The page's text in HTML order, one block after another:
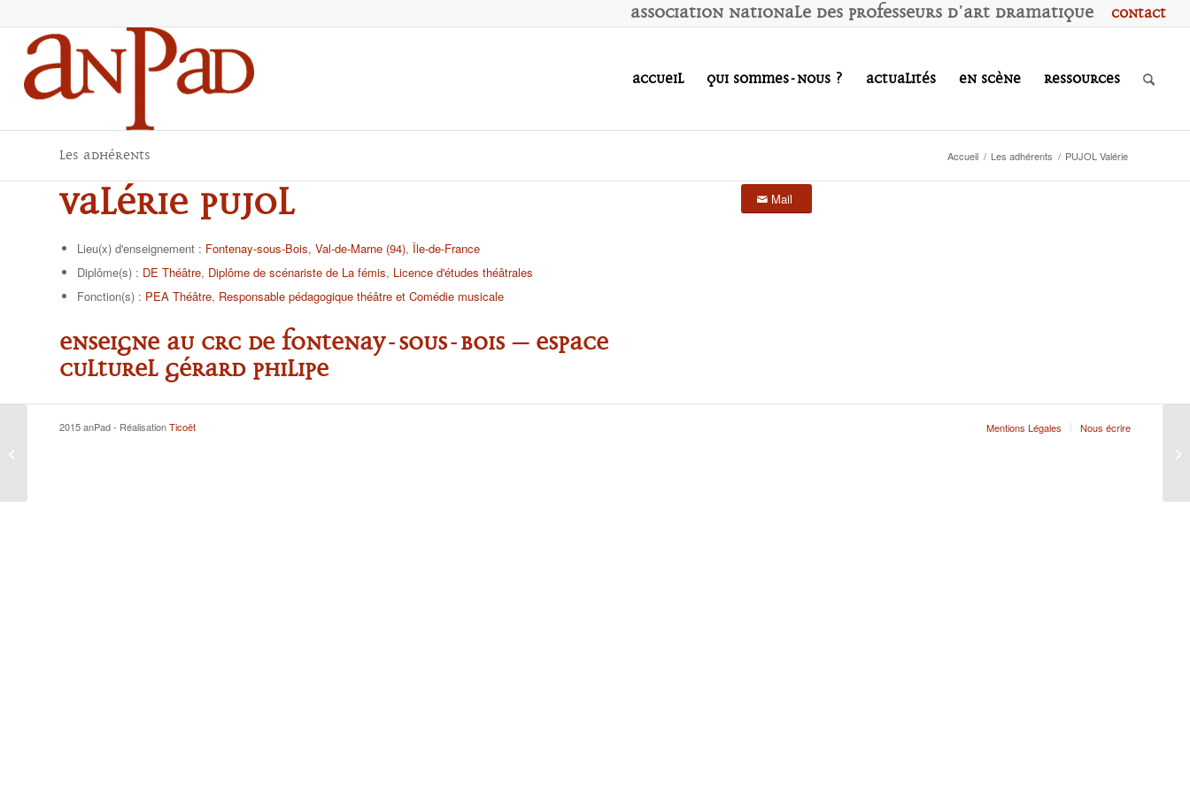
Contact
Association Nationale des Professeurs d'Art Dramatique
Accueil Qui sommes-nous ? Actualités En scène Ressources
Les adhérents Accueil / Les adhérents / PUJOL Valérie
Valérie Pujol
Lieu(x) d'enseignement : Fontenay-sous-Bois, Val-de-Marne (94), Île-de-France
Diplôme(s) : DE Théâtre, Diplôme de scénariste de La fémis, Licence d'études théâtrales
Fonction(s) : PEA Théâtre, Responsable pédagogique théâtre et Comédie musicale
Enseigne au CRC de Fontenay-sous-Bois – Espace
culturel Gérard Philipe
Mail
2015 anPad - RéalisationTicoët Mentions Légales Nous écrire